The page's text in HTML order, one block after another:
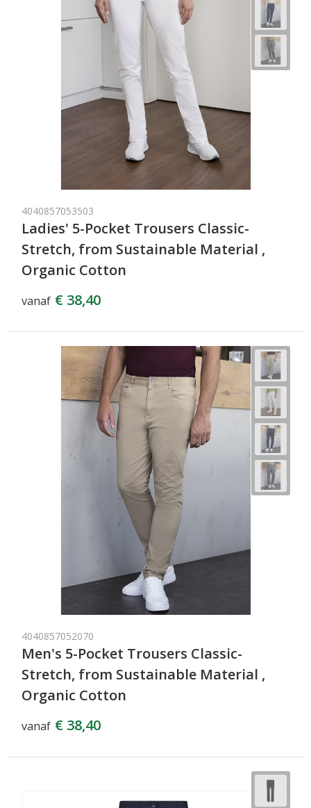
4040857053503
Ladies' 5-Pocket Trousers Classic-
Stretch, from Sustainable Material ,
Organic Cotton
vanaf € 38,40
4040857052070
Men's 5-Pocket Trousers Classic-
Stretch, from Sustainable Material ,
Organic Cotton
vanaf € 38,40